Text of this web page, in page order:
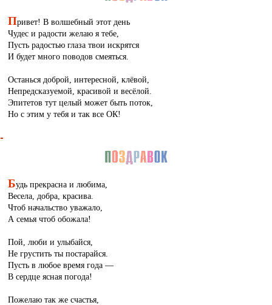
Привет! В волшебный этот день
Чудес и радости желаю я тебе,
Пусть радостью глаза твои искрятся
И будет много поводов смеяться.
Останься доброй, интересной, клёвой,
Непредсказуемой, красивой и весёлой.
Эпитетов тут целый может быть поток,
Но с этим у тебя и так все ОК!
Будь прекрасна и любима,
Весела, добра, красива.
Чтоб начальство уважало,
А семья чтоб обожала!
Пой, люби и улыбайся,
Не грустить ты постарайся.
Пусть в любое время года —
В сердце ясная погода!
Пожелаю так же счастья,